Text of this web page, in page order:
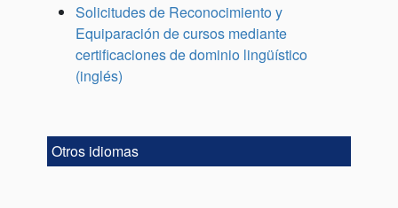
Solicitudes de Reconocimiento y
Equiparación de cursos mediante
certificaciones de dominio lingüístico
(inglés)
Otros idiomas